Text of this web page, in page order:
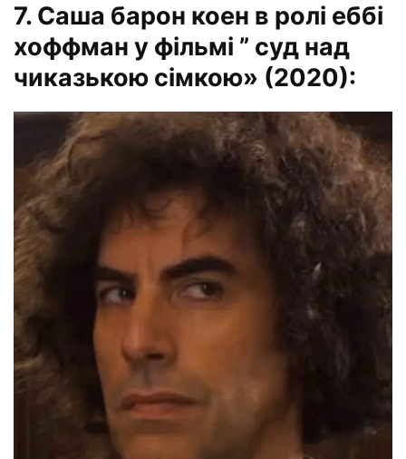
7. Саша барон коен в ролі еббі
хоффман у фільмі ” суд над
чиказькою сімкою» (2020):